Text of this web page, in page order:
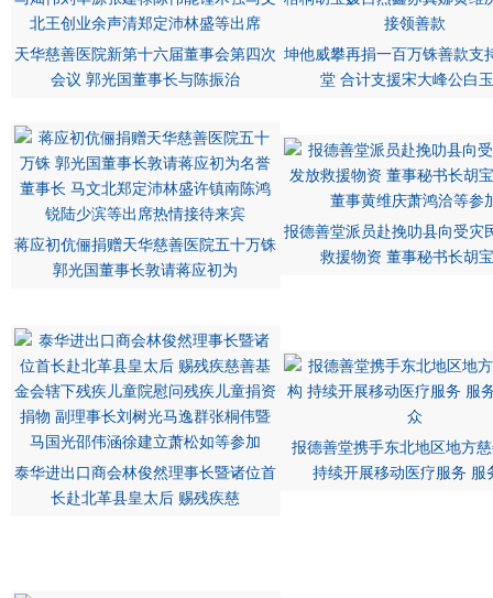
天华慈善医院新第十六届董事会第四次
会议 郭光国董事长与陈振治
坤他威攀再捐一百万铢善款支
堂 合计支援宋大峰公白
蒋应初伉俪捐赠天华慈善医院五十万铢
郭光国董事长敦请蒋应初为
报德善堂派员赴挽叻县向受灾
救援物资 董事秘书长胡
泰华进出口商会林俊然理事长暨诸位首
长赴北革县皇太后 赐残疾慈
报德善堂携手东北地区地方
持续开展移动医疗服务 服